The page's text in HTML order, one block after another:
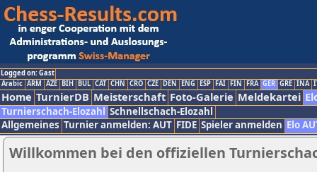
Logged on: Gast
Arabic ARM AZE BIH BUL CAT CHN CRO CZE DEN ENG ESP FAI FIN FRA GER GRE INA
Home TurnierDB Meisterschaft Foto-Galerie Meldekartei
Turnierschach-Elozahl Schnellschach-Elozahl
Allgemeines Turnier anmelden: AUT FIDE Spieler anmelden Elo
Willkommen bei den offiziellen